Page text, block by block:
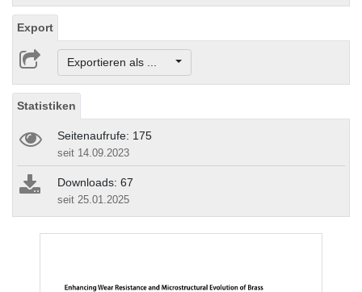
Export
Exportieren als ...
Statistiken
Seitenaufrufe: 175
seit 14.09.2023
Downloads: 67
seit 25.01.2025